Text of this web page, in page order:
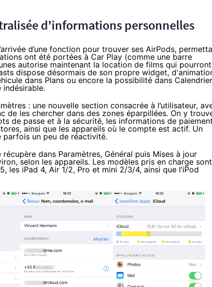
d'informations personnelles
d’une fonction pour trouver ses AirPods,
ont été portées à Car Play (comme une barre
autorise maintenant la location de films qui pourront
dispose désormais de son propre widget,
dans Plans ou encore la possibilité dans Calendrier
: une nouvelle section consacrée à l’utilisateur,
de les chercher dans des zones éparpillées. On y
de passe et à la sécurité, les informations de paiement
ainsi que les appareils où le compte est actif. Un
parfois un peu de réactivité.
dans Paramètres, Général puis Mises à jour
selon les appareils. Les modèles pris en charge sont
les iPad 4, Air 1/2, Pro et mini 2/3/4, ainsi que l’iPod